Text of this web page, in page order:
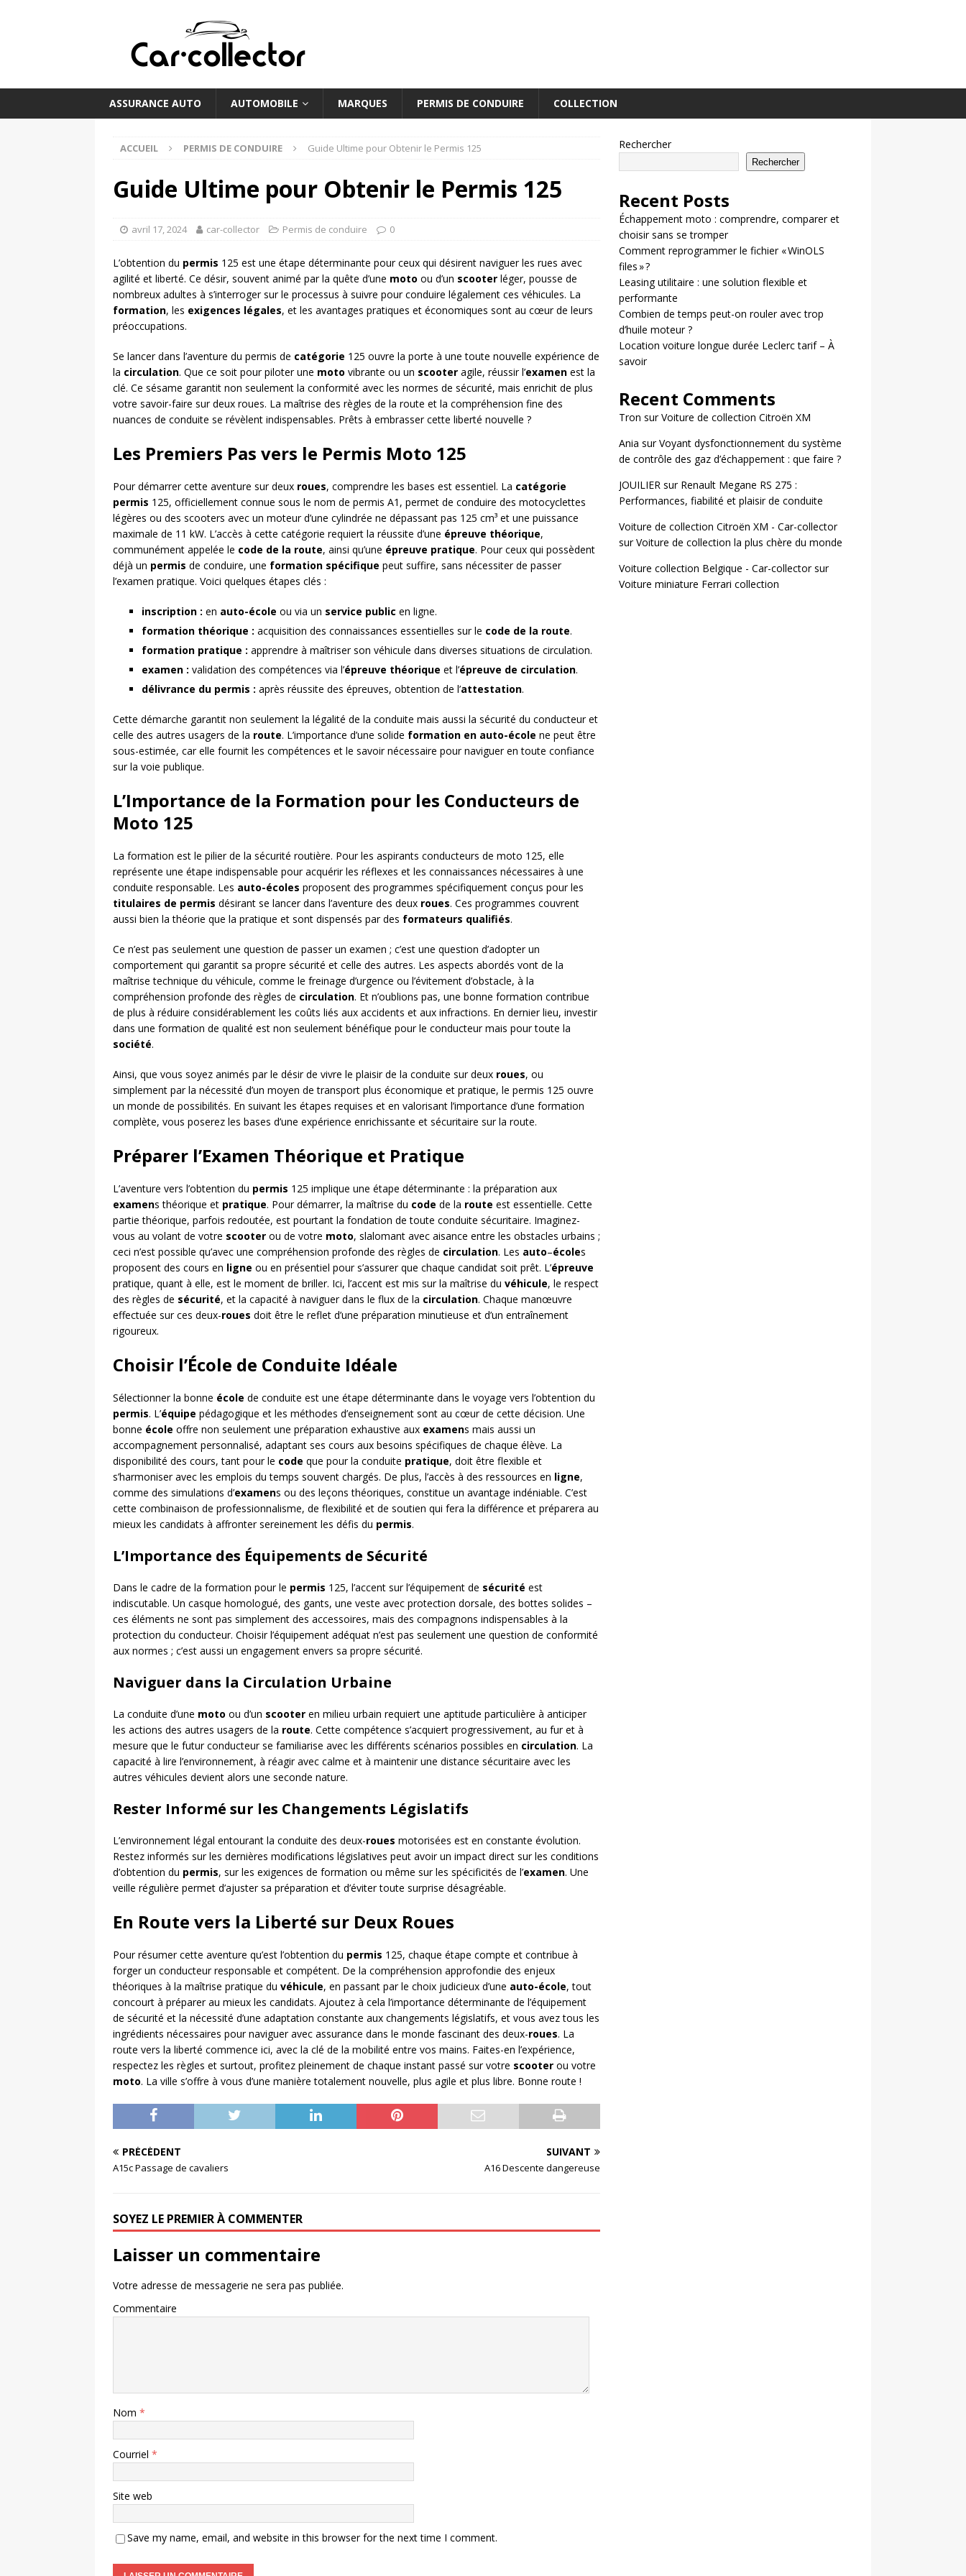
ASSURANCE AUTO AUTOMOBILE MARQUES PERMIS DE CONDUIRE COLLECTION
ACCUEIL PERMIS DE CONDUIRE Guide Ultime pour Obtenir le Permis 125
Guide Ultime pour Obtenir le Permis 125
avril 17, 2024 car-collector Permis de conduire 0
L’obtention du permis 125 est une étape déterminante pour ceux qui désirent naviguer les rues avec
agilité et liberté. Ce désir, souvent animé par la quête d’une moto ou d’un scooter léger, pousse de
nombreux adultes à s’interroger sur le processus à suivre pour conduire légalement ces véhicules. La
formation, les exigences légales, et les avantages pratiques et économiques sont au cœur de leurs
préoccupations.
Se lancer dans l’aventure du permis de catégorie 125 ouvre la porte à une toute nouvelle expérience de
la circulation. Que ce soit pour piloter une moto vibrante ou un scooter agile, réussir l’examen est la
clé. Ce sésame garantit non seulement la conformité avec les normes de sécurité, mais enrichit de plus
votre savoir-faire sur deux roues. La maîtrise des règles de la route et la compréhension fine des
nuances de conduite se révèlent indispensables. Prêts à embrasser cette liberté nouvelle ?
Les Premiers Pas vers le Permis Moto 125
Pour démarrer cette aventure sur deux roues, comprendre les bases est essentiel. La catégorie
permis 125, officiellement connue sous le nom de permis A1, permet de conduire des motocyclettes
légères ou des scooters avec un moteur d’une cylindrée ne dépassant pas 125 cm³ et une puissance
maximale de 11 kW. L’accès à cette catégorie requiert la réussite d’une épreuve théorique,
communément appelée le code de la route, ainsi qu’une épreuve pratique. Pour ceux qui possèdent
déjà un permis de conduire, une formation spécifique peut suffire, sans nécessiter de passer
l’examen pratique. Voici quelques étapes clés :
inscription : en auto-école ou via un service public en ligne.
formation théorique : acquisition des connaissances essentielles sur le code de la route.
formation pratique : apprendre à maîtriser son véhicule dans diverses situations de circulation.
examen : validation des compétences via l’épreuve théorique et l’épreuve de circulation.
délivrance du permis : après réussite des épreuves, obtention de l’attestation.
Cette démarche garantit non seulement la légalité de la conduite mais aussi la sécurité du conducteur et
celle des autres usagers de la route. L’importance d’une solide formation en auto-école ne peut être
sous-estimée, car elle fournit les compétences et le savoir nécessaire pour naviguer en toute confiance
sur la voie publique.
L’Importance de la Formation pour les Conducteurs de
Moto 125
La formation est le pilier de la sécurité routière. Pour les aspirants conducteurs de moto 125, elle
représente une étape indispensable pour acquérir les réflexes et les connaissances nécessaires à une
conduite responsable. Les auto-écoles proposent des programmes spécifiquement conçus pour les
titulaires de permis désirant se lancer dans l’aventure des deux roues. Ces programmes couvrent
aussi bien la théorie que la pratique et sont dispensés par des formateurs qualifiés.
Ce n’est pas seulement une question de passer un examen ; c’est une question d’adopter un
comportement qui garantit sa propre sécurité et celle des autres. Les aspects abordés vont de la
maîtrise technique du véhicule, comme le freinage d’urgence ou l’évitement d’obstacle, à la
compréhension profonde des règles de circulation. Et n’oublions pas, une bonne formation contribue
de plus à réduire considérablement les coûts liés aux accidents et aux infractions. En dernier lieu, investir
dans une formation de qualité est non seulement bénéfique pour le conducteur mais pour toute la
société.
Ainsi, que vous soyez animés par le désir de vivre le plaisir de la conduite sur deux roues, ou
simplement par la nécessité d’un moyen de transport plus économique et pratique, le permis 125 ouvre
un monde de possibilités. En suivant les étapes requises et en valorisant l’importance d’une formation
complète, vous poserez les bases d’une expérience enrichissante et sécuritaire sur la route.
Préparer l’Examen Théorique et Pratique
L’aventure vers l’obtention du permis 125 implique une étape déterminante : la préparation aux
examens théorique et pratique. Pour démarrer, la maîtrise du code de la route est essentielle. Cette
partie théorique, parfois redoutée, est pourtant la fondation de toute conduite sécuritaire. Imaginez-
vous au volant de votre scooter ou de votre moto, slalomant avec aisance entre les obstacles urbains ;
ceci n’est possible qu’avec une compréhension profonde des règles de circulation. Les auto–écoles
proposent des cours en ligne ou en présentiel pour s’assurer que chaque candidat soit prêt. L’épreuve
pratique, quant à elle, est le moment de briller. Ici, l’accent est mis sur la maîtrise du véhicule, le respect
des règles de sécurité, et la capacité à naviguer dans le flux de la circulation. Chaque manœuvre
effectuée sur ces deux-roues doit être le reflet d’une préparation minutieuse et d’un entraînement
rigoureux.
Choisir l’École de Conduite Idéale
Sélectionner la bonne école de conduite est une étape déterminante dans le voyage vers l’obtention du
permis. L’équipe pédagogique et les méthodes d’enseignement sont au cœur de cette décision. Une
bonne école offre non seulement une préparation exhaustive aux examens mais aussi un
accompagnement personnalisé, adaptant ses cours aux besoins spécifiques de chaque élève. La
disponibilité des cours, tant pour le code que pour la conduite pratique, doit être flexible et
s’harmoniser avec les emplois du temps souvent chargés. De plus, l’accès à des ressources en ligne,
comme des simulations d’examens ou des leçons théoriques, constitue un avantage indéniable. C’est
cette combinaison de professionnalisme, de flexibilité et de soutien qui fera la différence et préparera au
mieux les candidats à affronter sereinement les défis du permis.
L’Importance des Équipements de Sécurité
Dans le cadre de la formation pour le permis 125, l’accent sur l’équipement de sécurité est
indiscutable. Un casque homologué, des gants, une veste avec protection dorsale, des bottes solides –
ces éléments ne sont pas simplement des accessoires, mais des compagnons indispensables à la
protection du conducteur. Choisir l’équipement adéquat n’est pas seulement une question de conformité
aux normes ; c’est aussi un engagement envers sa propre sécurité.
Naviguer dans la Circulation Urbaine
La conduite d’une moto ou d’un scooter en milieu urbain requiert une aptitude particulière à anticiper
les actions des autres usagers de la route. Cette compétence s’acquiert progressivement, au fur et à
mesure que le futur conducteur se familiarise avec les différents scénarios possibles en circulation. La
capacité à lire l’environnement, à réagir avec calme et à maintenir une distance sécuritaire avec les
autres véhicules devient alors une seconde nature.
Rester Informé sur les Changements Législatifs
L’environnement légal entourant la conduite des deux-roues motorisées est en constante évolution.
Restez informés sur les dernières modifications législatives peut avoir un impact direct sur les conditions
d’obtention du permis, sur les exigences de formation ou même sur les spécificités de l’examen. Une
veille régulière permet d’ajuster sa préparation et d’éviter toute surprise désagréable.
En Route vers la Liberté sur Deux Roues
Pour résumer cette aventure qu’est l’obtention du permis 125, chaque étape compte et contribue à
forger un conducteur responsable et compétent. De la compréhension approfondie des enjeux
théoriques à la maîtrise pratique du véhicule, en passant par le choix judicieux d’une auto-école, tout
concourt à préparer au mieux les candidats. Ajoutez à cela l’importance déterminante de l’équipement
de sécurité et la nécessité d’une adaptation constante aux changements législatifs, et vous avez tous les
ingrédients nécessaires pour naviguer avec assurance dans le monde fascinant des deux-roues. La
route vers la liberté commence ici, avec la clé de la mobilité entre vos mains. Faites-en l’expérience,
respectez les règles et surtout, profitez pleinement de chaque instant passé sur votre scooter ou votre
moto. La ville s’offre à vous d’une manière totalement nouvelle, plus agile et plus libre. Bonne route !
PRÉCÉDENT
A15c Passage de cavaliers
SUIVANT
A16 Descente dangereuse
SOYEZ LE PREMIER À COMMENTER
Laisser un commentaire
Votre adresse de messagerie ne sera pas publiée.
Commentaire
Nom *
Courriel *
Site web
Save my name, email, and website in this browser for the next time I comment.
Rechercher
Rechercher
Recent Posts
Échappement moto : comprendre, comparer et
choisir sans se tromper
Comment reprogrammer le fichier « WinOLS
files » ?
Leasing utilitaire : une solution flexible et
performante
Combien de temps peut-on rouler avec trop
d’huile moteur ?
Location voiture longue durée Leclerc tarif – À
savoir
Recent Comments
Tron surVoiture de collection Citroën XM
Ania surVoyant dysfonctionnement du système
de contrôle des gaz d’échappement : que faire ?
JOUILIERsur Renault Megane RS 275 :
Performances, fiabilité et plaisir de conduite
Voiture de collection Citroën XM - Car-collector
surVoiture de collection la plus chère du monde
Voiture collection Belgique - Car-collectorsur
Voiture miniature Ferrari collection